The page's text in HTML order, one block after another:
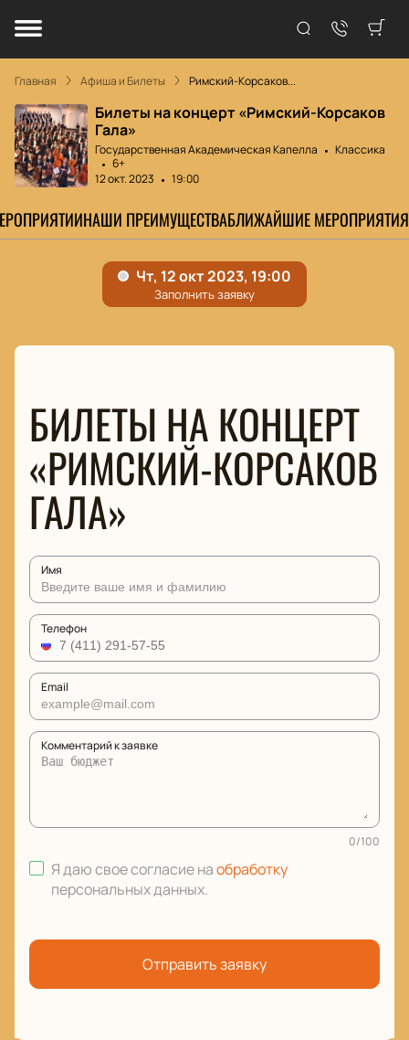
Главная Афиша и Билеты Римский-Корсаков...
Билеты на концерт «Римский-Корсаков
Гала»
Государственная Академическая Капелла
Классика
6+
12 окт. 2023
19:00
НАШИ ПРЕИМУЩЕСТВАБЛИЖАЙШИЕ МЕРОПРИЯТИЯ
БИЛЕТЫ НА КОНЦЕРТ
«РИМСКИЙ-КОРСАКОВ
ГАЛА»
Имя
Телефон
Email
Комментарий к заявке
0/100
Я даю свое согласие наобработку
персональных данных.
Отправить заявку